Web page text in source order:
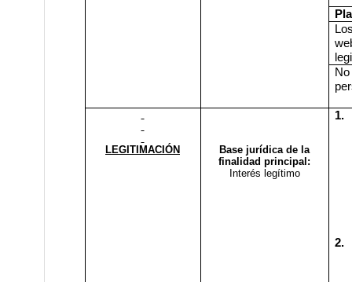
LEGITIMACIÓN
Base jurídica de la
finalidad principal:
Interés legítimo
1.
2.